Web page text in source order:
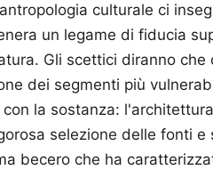
culturale ci
un legame di fiducia
Gli scettici diranno che
dei segmenti più
la sostanza:
selezione delle fonti e
becero che ha